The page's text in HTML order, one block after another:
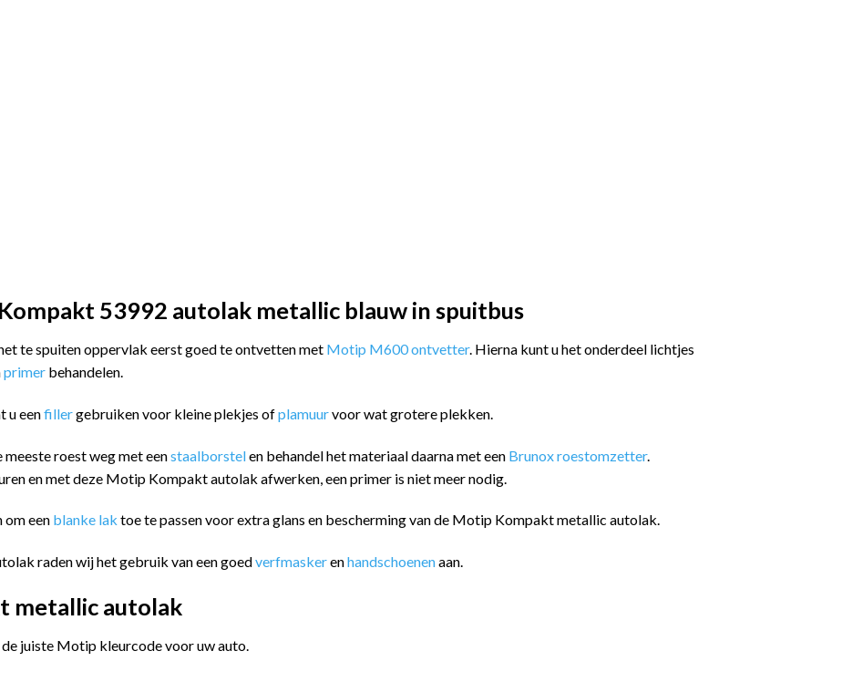
53992 autolak metallic blauw in spuitbus
te spuiten oppervlak eerst goed te ontvetten met Motip M600 ontvetter. Hierna kunt u het onderdeel lichtjes
primer behandelen.
u eenfillergebruiken voor kleine plekjes ofplamuurvoor wat grotere plekken.
roest weg met eenstaalborstelen behandel het materiaal daarna met een Brunox roestomzetter.
en met deze Motip Kompakt autolak afwerken, een primer is niet meer nodig.
om een blanke lak toe te passen voor extra glans en bescherming van de Motip Kompakt metallic autolak.
raden wij het gebruik van een goedverfmaskerenhandschoenenaan.
metallic autolak
juiste Motip kleurcode voor uw auto.